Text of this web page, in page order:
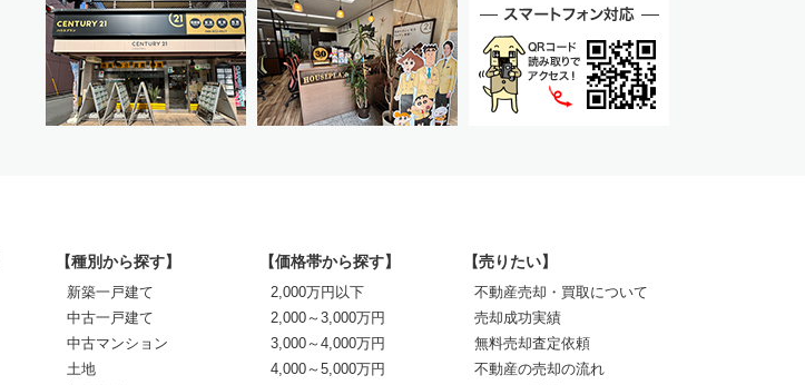
【種別から探す】
新築一戸建て
中古一戸建て
中古マンション
土地
【価格帯から探す】
2,000万円以下
2,000～3,000万円
3,000～4,000万円
4,000～5,000万円
【売りたい】
不動産売却・買取について
売却成功実績
無料売却査定依頼
不動産の売却の流れ